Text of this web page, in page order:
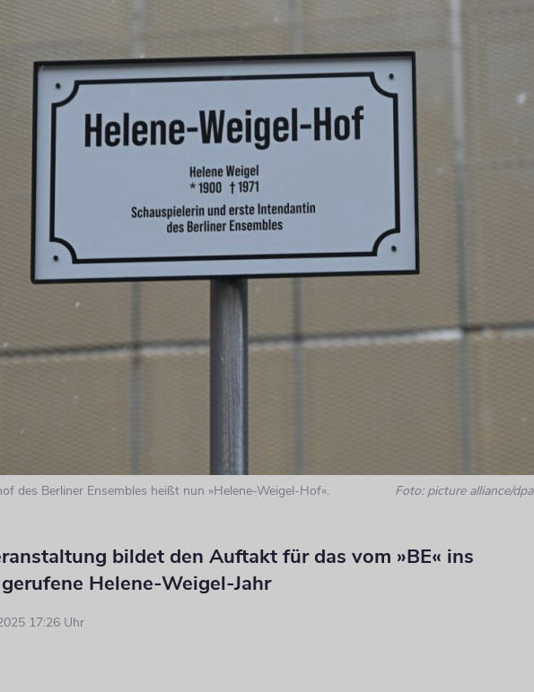
des Berliner Ensembles heißt nun »Helene-Weigel-Hof«. Foto: picture alliance/dpa
bildet den Auftakt für das vom »BE« ins
Helene-Weigel-Jahr
17:26 Uhr